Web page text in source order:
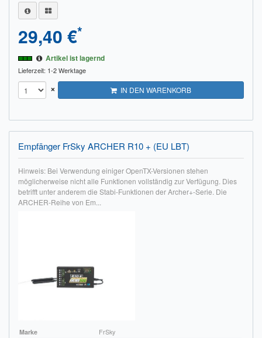
29,40 €*
Artikel ist lagernd
Lieferzeit: 1-2 Werktage
× IN DEN WARENKORB
Empfänger FrSky ARCHER R10 + (EU LBT)
Hinweis: Bei Verwendung einiger OpenTX-Versionen stehen
möglicherweise nicht alle Funktionen vollständig zur Verfügung. Dies
betrifft unter anderem die Stabi-Funktionen der Archer+-Serie. Die
ARCHER-Reihe von Em...
Marke
FrSky